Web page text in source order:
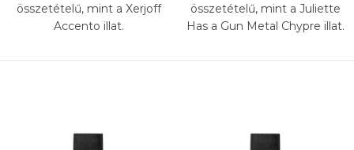
összetételű, mint a Xerjoff
Accento illat.
összetételű, mint a Juliette
Has a Gun Metal Chypre illat.